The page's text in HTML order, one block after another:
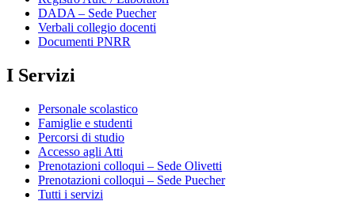
DADA – Sede Puecher
Verbali collegio docenti
Documenti PNRR
I Servizi
Personale scolastico
Famiglie e studenti
Percorsi di studio
Accesso agli Atti
Prenotazioni colloqui – Sede Olivetti
Prenotazioni colloqui – Sede Puecher
Tutti i servizi